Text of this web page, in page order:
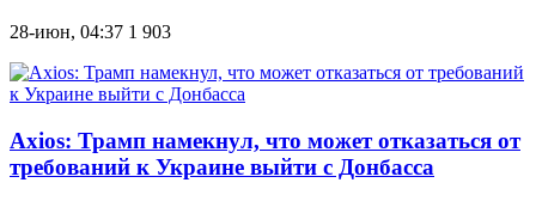
28-июн, 04:37 1 903
Axios: Трамп намекнул, что может отказаться от
требований к Украине выйти с Донбасса